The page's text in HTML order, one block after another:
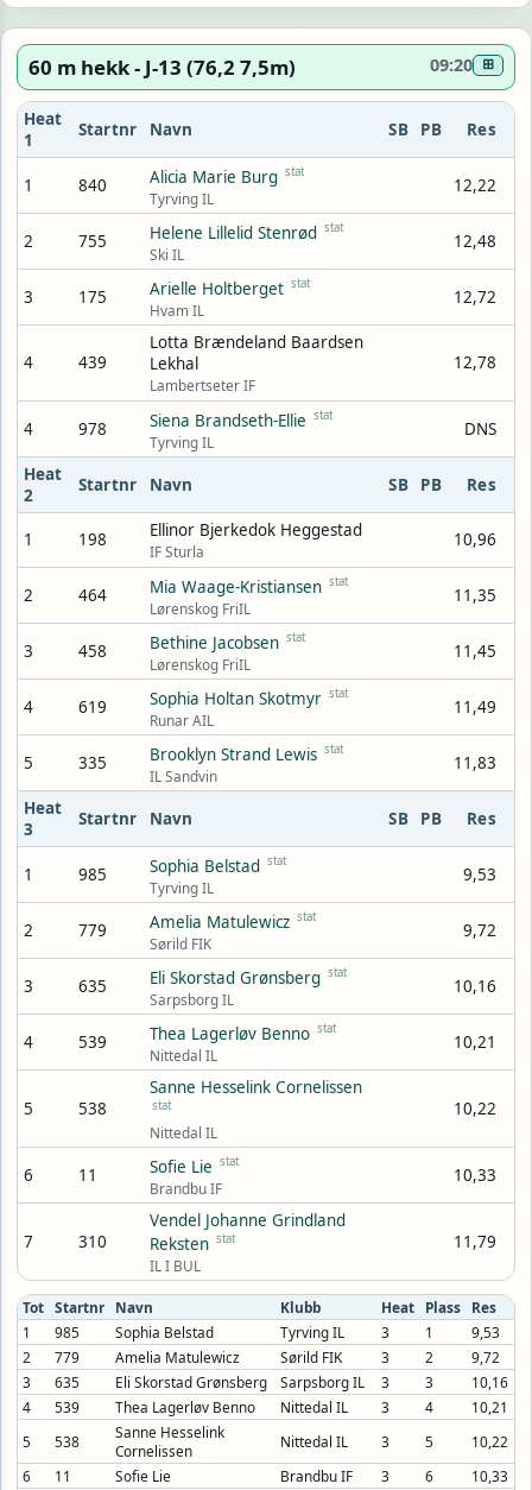
60 m hekk - J-13 (76,2 7,5m) 09:20 ⊞
Heat
1
Startnr Navn SB PB Res
1 840 Alicia Marie Burg stat
Tyrving IL
12,22
2 755 Helene Lillelid Stenrød stat
Ski IL
12,48
3 175 Arielle Holtberget stat
Hvam IL
12,72
4 439
Lotta Brændeland Baardsen
Lekhal
Lambertseter IF
12,78
4 978 Siena Brandseth-Ellie stat
Tyrving IL
DNS
Heat
2
Startnr Navn SB PB Res
1 198 Ellinor Bjerkedok Heggestad
IF Sturla
10,96
2 464 Mia Waage-Kristiansen stat
Lørenskog FriIL
11,35
3 458 Bethine Jacobsen stat
Lørenskog FriIL
11,45
4 619 Sophia Holtan Skotmyr stat
Runar AIL
11,49
5 335 Brooklyn Strand Lewis stat
IL Sandvin
11,83
Heat
3
Startnr Navn SB PB Res
1 985 Sophia Belstad stat
Tyrving IL
9,53
2 779 Amelia Matulewicz stat
Sørild FIK
9,72
3 635 Eli Skorstad Grønsberg stat
Sarpsborg IL
10,16
4 539 Thea Lagerløv Benno stat
Nittedal IL
10,21
5 538
Sanne Hesselink Cornelissen
stat
Nittedal IL
10,22
6 11 Sofie Lie stat
Brandbu IF
10,33
7 310
Vendel Johanne Grindland
Reksten stat
IL I BUL
11,79
Tot Startnr Navn Klubb Heat Plass
Res
1
985 Sophia Belstad Tyrving IL 3 1
9,53
2
779 Amelia Matulewicz Sørild FIK 3 2
9,72
3
635 Eli Skorstad Grønsberg Sarpsborg IL 3 3
10,16
4
539 Thea Lagerløv Benno Nittedal IL 3 4
10,21
5
538
Sanne Hesselink
Cornelissen
Nittedal IL 3 5
10,22
6
11 Sofie Lie Brandbu IF 3 6
10,33